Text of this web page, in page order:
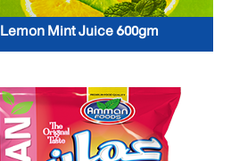
Lemon Mint Juice 600gm